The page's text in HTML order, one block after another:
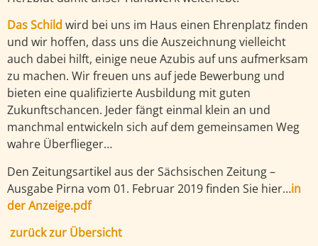
Das Schild wird bei uns im Haus einen Ehrenplatz finden
und wir hoffen, dass uns die Auszeichnung vielleicht
auch dabei hilft, einige neue Azubis auf uns aufmerksam
zu machen. Wir freuen uns auf jede Bewerbung und
bieten eine qualifizierte Ausbildung mit guten
Zukunftschancen. Jeder fängt einmal klein an und
manchmal entwickeln sich auf dem gemeinsamen Weg
wahre Überflieger…
Den Zeitungsartikel aus der Sächsischen Zeitung –
Ausgabe Pirna vom 01. Februar 2019 finden Sie hier…in
der Anzeige.pdf
zurück zur Übersicht